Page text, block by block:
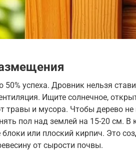
успеха. Дровник нельзя
Ищите солнечное,
травы и мусора. Чтобы дерево не
пол над землей на 15-20 см. В
или плоский кирпич. Это
от сырости почвы.